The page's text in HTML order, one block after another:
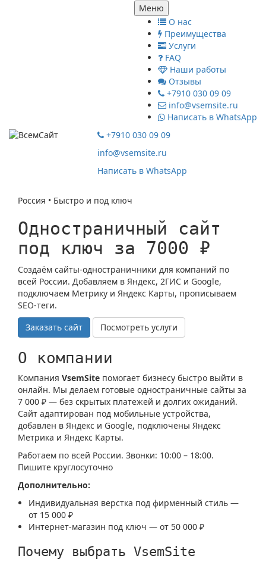
Меню
О нас
Преимущества
Услуги
FAQ
Наши работы
Отзывы
+7910 030 09 09
info@vsemsite.ru
Написать в WhatsApp
+7910 030 09 09
info@vsemsite.ru
Написать в WhatsApp
Россия • Быстро и под ключ
Одностраничный сайт
под ключ за 7000 ₽
Создаём сайты-одностраничники для компаний по
всей России. Добавляем в Яндекс, 2ГИС и Google,
подключаем Метрику и Яндекс Карты, прописываем
SEO‑теги.
Заказать сайт
Посмотреть услуги
О компании
Компания VsemSite помогает бизнесу быстро выйти в
онлайн. Мы делаем готовые одностраничные сайты за
7 000 ₽ — без скрытых платежей и долгих ожиданий.
Сайт адаптирован под мобильные устройства,
добавлен в Яндекс и Google, подключены Яндекс
Метрика и Яндекс Карты.
Работаем по всей России. Звонки: 10:00 – 18:00.
Пишите круглосуточно
Дополнительно:
Индивидуальная верстка под фирменный стиль —
от 15 000 ₽
Интернет-магазин под ключ — от 50 000 ₽
Почему выбрать VsemSite